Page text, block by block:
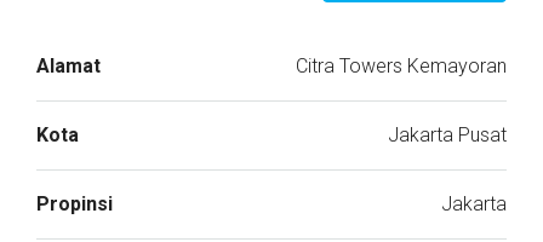
Alamat Citra Towers Kemayoran
Kota Jakarta Pusat
Propinsi Jakarta